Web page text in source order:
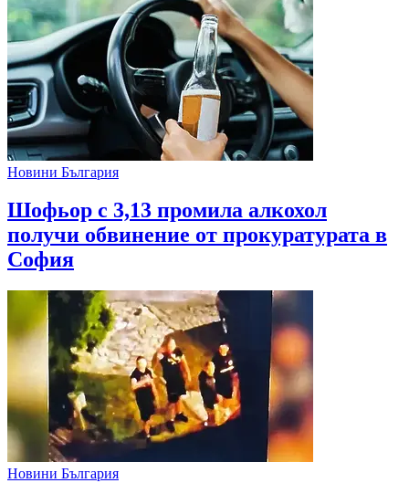
Новини България
Шофьор с 3,13 промила алкохол
получи обвинение от прокуратурата в
София
Новини България